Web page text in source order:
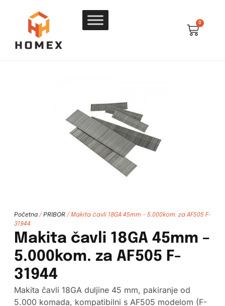
0
Početna/ PRIBOR/ Makita čavli 18GA 45mm – 5.000kom. za AF505 F-
31944
Makita čavli 18GA 45mm –
5.000kom. za AF505 F-
31944
Makita čavli 18GA duljine 45 mm, pakiranje od
5.000 komada, kompatibilni s AF505 modelom (F-